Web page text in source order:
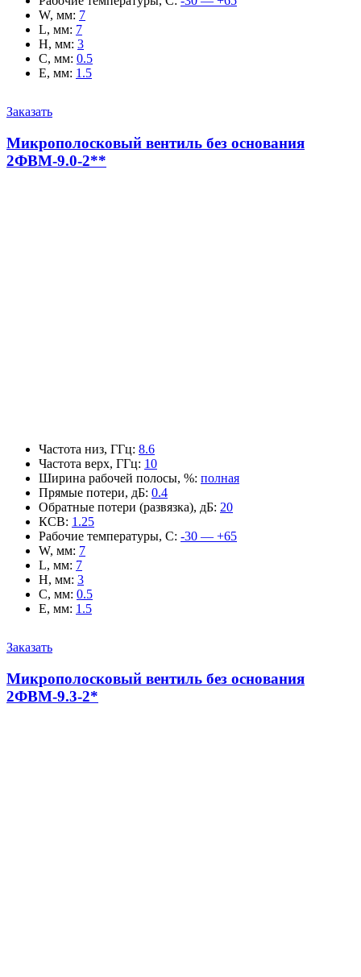
W, мм: 7
L, мм: 7
H, мм: 3
C, мм: 0.5
E, мм: 1.5
Заказать
Микрополосковый вентиль без основания
2ФВМ-9.0-2**
Частота низ, ГГц: 8.6
Частота верх, ГГц: 10
Ширина рабочей полосы, %: полная
Прямые потери, дБ: 0.4
Обратные потери (развязка), дБ: 20
КСВ: 1.25
Рабочие температуры, С: -30 — +65
W, мм: 7
L, мм: 7
H, мм: 3
C, мм: 0.5
E, мм: 1.5
Заказать
Микрополосковый вентиль без основания
2ФВМ-9.3-2*